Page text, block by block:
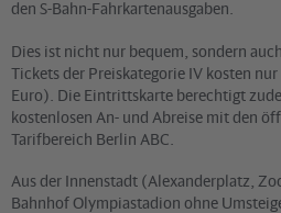
den S-Bahn-Fahrkartenausgaben.
Dies ist nicht nur bequem, sondern
Tickets der Preiskategorie IV kosten
Euro). Die Eintrittskarte berechtigt
kostenlosen An- und Abreise mit den
Tarifbereich Berlin ABC.
Aus der Innenstadt (Alexanderplatz,
Bahnhof Olympiastadion ohne